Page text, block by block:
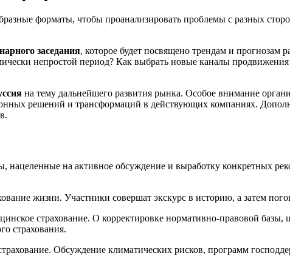
форматы, чтобы проанализировать проблемы с разных
заседания, которое будет посвящено трендам и прогнозам
непростой период? Как выбрать новые каналы
на тему дальнейшего развития рынка. Особое внимание
решений и трансформаций в действующих компаниях.
нацеленные на активное обсуждение и выработку конкретных
жизни. Участники совершат экскурс в историю, а затем
страхование. О корректировке нормативно-правовой
страхования.
Обсуждение климатических рисков, программ